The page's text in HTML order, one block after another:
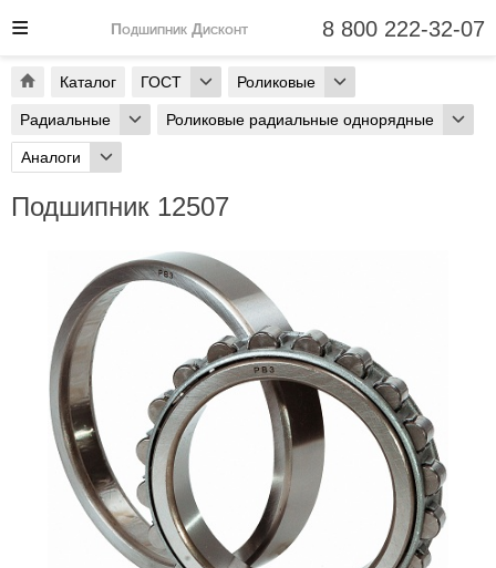
Каталог ГОСТ Роликовые
Радиальные Роликовые радиальные однорядные
Аналоги
Подшипник 12507
Подшипник Дисконт 8 800 222-32-07